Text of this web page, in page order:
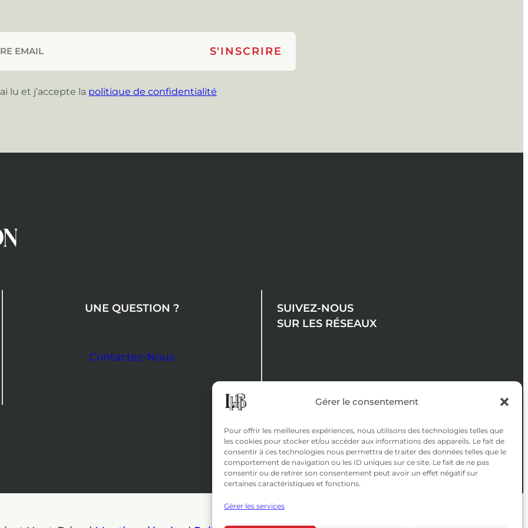
Gérer le consentement
Pour offrir les meilleures expériences, nous utilisons des technologies telles que
les cookies pour stocker et/ou accéder aux informations des appareils. Le fait de
consentir à ces technologies nous permettra de traiter des données telles que le
comportement de navigation ou les ID uniques sur ce site. Le fait de ne pas
consentir ou de retirer son consentement peut avoir un effet négatif sur
certaines caractéristiques et fonctions.
Gérer les services
lu et j’accepte la politique de confidentialité
UNE QUESTION ?
Contactez-Nous
SUIVEZ-NOUS
SUR LES RÉSEAUX